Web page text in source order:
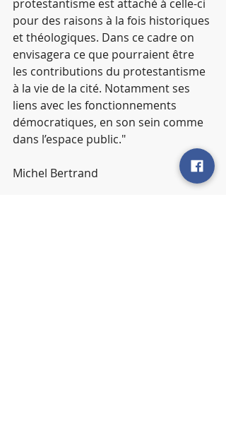
protestantisme est attaché à celle-ci
pour des raisons à la fois historiques
et théologiques. Dans ce cadre on
envisagera ce que pourraient être
les contributions du protestantisme
à la vie de la cité. Notamment ses
liens avec les fonctionnements
démocratiques, en son sein comme
dans l’espace public."
Michel Bertrand